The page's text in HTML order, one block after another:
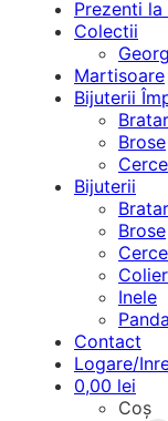
Prezenti la
Colectii
Martisoare
Bijuterii
Brose
Bijuterii
Brose
Inele
Contact
Logare/
0,00 lei
Coș